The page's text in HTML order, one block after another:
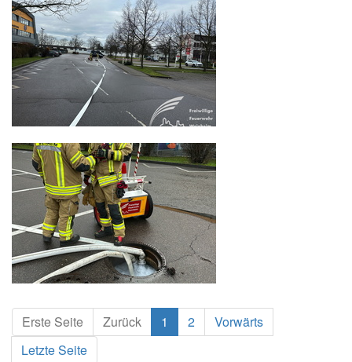
Erste Seite Zurück 1 2
Vorwärts
Letzte Seite